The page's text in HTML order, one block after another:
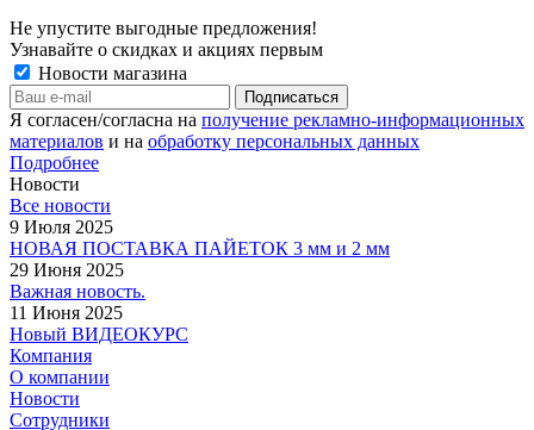
Не упустите выгодные предложения!
Узнавайте о скидках и акциях первым
Новости магазина
Я согласен/согласна на получение рекламно-информационных
материалов и на обработку персональных данных
Подробнее
Новости
Все новости
9 Июля 2025
НОВАЯ ПОСТАВКА ПАЙЕТОК 3 мм и 2 мм
29 Июня 2025
Важная новость.
11 Июня 2025
Новый ВИДЕОКУРС
Компания
О компании
Новости
Сотрудники